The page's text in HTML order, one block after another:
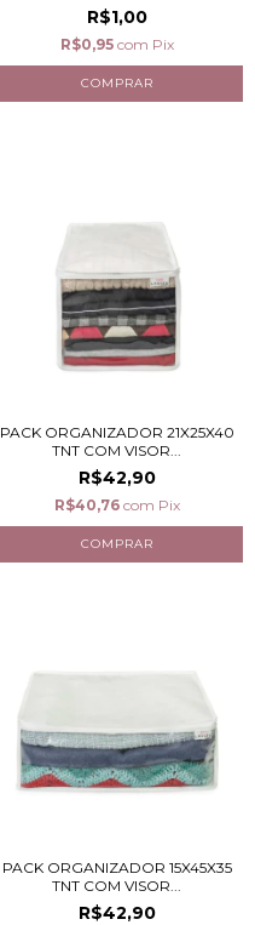
R$1,00
R$0,95 com Pix
PACK ORGANIZADOR 21X25X40
TNT COM VISOR...
R$42,90
R$40,76 com Pix
PACK ORGANIZADOR 15X45X35
TNT COM VISOR...
R$42,90